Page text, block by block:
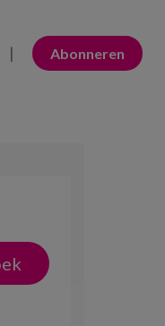
Abonneren